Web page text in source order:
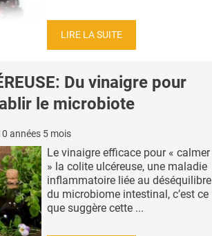
LIRE LA SUITE
Du vinaigre pour
le microbiote
années 5 mois
Le vinaigre efficace pour « calmer
» la colite ulcéreuse, une maladie
inflammatoire liée au déséquilibre
du microbiome intestinal, c’est ce
que suggère cette ...